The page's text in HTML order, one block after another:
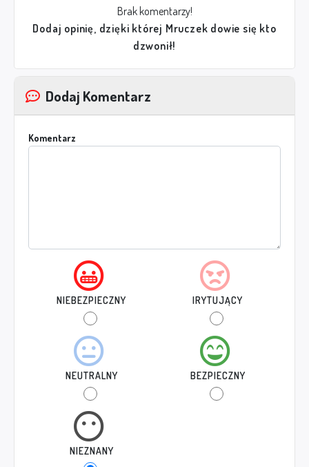
Brak komentarzy!
Dodaj opinię, dzięki której Mruczek dowie się kto
dzwonił!
Dodaj Komentarz
Komentarz
NIEBEZPIECZNY IRYTUJĄCY
NEUTRALNY BEZPIECZNY
NIEZNANY